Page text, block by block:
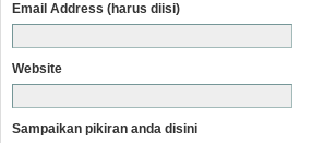
Email Address (harus diisi)
Website
Sampaikan pikiran anda disini